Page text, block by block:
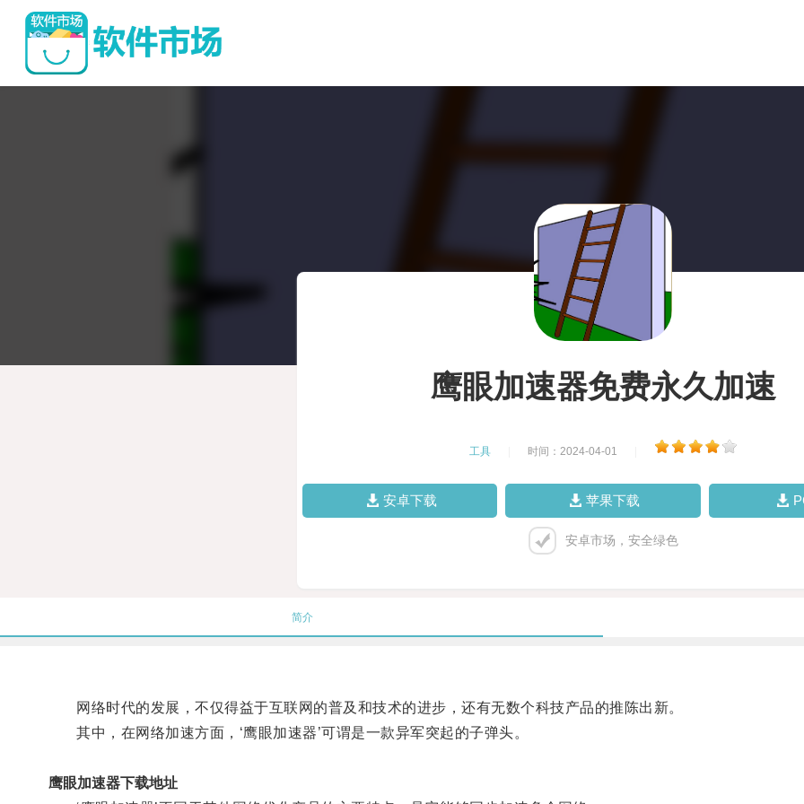
鹰眼加速器免费永久加速
工具 时间：2024-04-01
安卓下载 苹果下载
安卓市场，安全绿色
简介
网络时代的发展，不仅得益于互联网的普及和技术的进步，还有无数个科技产品的推陈出新。
其中，在网络加速方面，‘鹰眼加速器’可谓是一款异军突起的子弹头。
鹰眼加速器下载地址